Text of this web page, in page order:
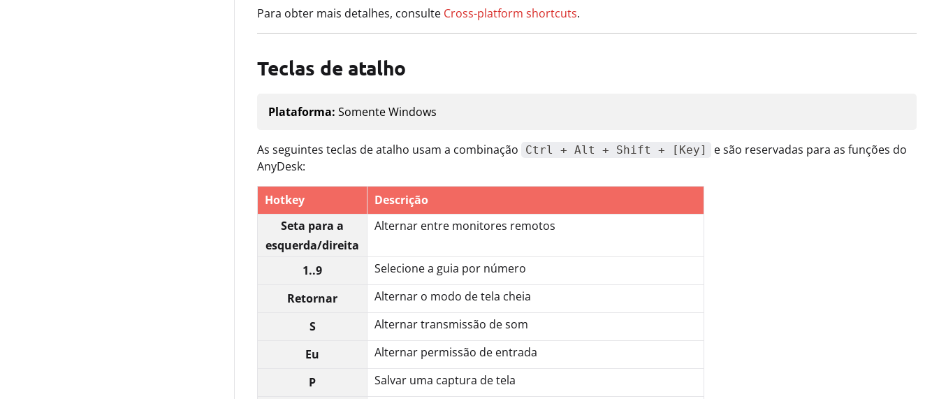
Para obter mais detalhes, consulte Cross-platform shortcuts.
Teclas de atalho
Plataforma: Somente Windows
As seguintes teclas de atalho usam a combinação Ctrl + Alt + Shift + [Key]
e são reservadas para as funções do
AnyDesk:
Hotkey
Descrição
Seta para a
esquerda/direita
Alternar entre monitores remotos
1..9
Selecione a guia por número
Retornar
Alternar o modo de tela cheia
S
Alternar transmissão de som
Eu
Alternar permissão de entrada
P
Salvar uma captura de tela